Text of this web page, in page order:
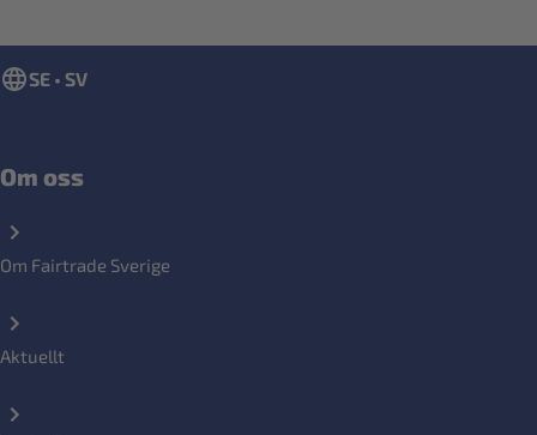
SE • SV
Om oss
Om Fairtrade Sverige
Aktuellt